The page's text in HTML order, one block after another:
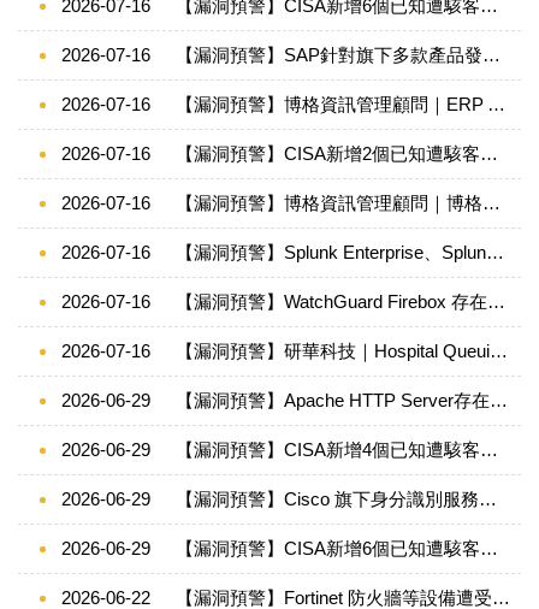
2026-07-16 【漏洞預警】CISA新增6個已知遭駭客利用之漏洞至KEV目錄(2026/07/06-2026/07/12)
2026-07-16 【漏洞預警】SAP針對旗下多款產品發布重大資安公告 115/7/16
2026-07-16 【漏洞預警】博格資訊管理顧問｜ERP App - Use of Hard-coded Credentials
2026-07-16 【漏洞預警】CISA新增2個已知遭駭客利用之漏洞至KEV目錄(2026/06/29-2026/07/05)
2026-07-16 【漏洞預警】博格資訊管理顧問｜博格管理系統 - Exposure of Sensitive Information
2026-07-16 【漏洞預警】Splunk Enterprise、Splunk Cloud Platform及Splunk Secure Gateway存在高風險安全漏洞(CVE-2026-20251)，請儘速確認並進行修補
2026-07-16 【漏洞預警】WatchGuard Firebox 存在重大資安漏洞(CVE-2026-13368)
2026-07-16 【漏洞預警】研華科技｜Hospital Queuing Management
2026-06-29 【漏洞預警】Apache HTTP Server存在高風險安全漏洞(CVE-2026-23918、CVE-2026-29167及CVE-2026-44631)，請儘速確認並進行修補
2026-06-29 【漏洞預警】CISA新增4個已知遭駭客利用之漏洞至KEV目錄(2026/06/15-2026/06/21)
2026-06-29 【漏洞預警】Cisco 旗下身分識別服務存在重大資安漏洞(CVE-2026-20181)
2026-06-29 【漏洞預警】CISA新增6個已知遭駭客利用之漏洞至KEV目錄(2026/06/22-2026/06/28)
2026-06-22 【漏洞預警】Fortinet 防火牆等設備遭受憑證竊取攻擊，請儘速確認並修補